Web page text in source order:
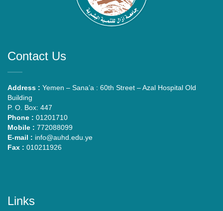
Contact Us
Address : Yemen – Sana’a : 60th Street – Azal Hospital Old
Building
P. O. Box: 447
Phone : 01201710
Mobile : 772088099
E-mail : info@auhd.edu.ye
Fax : 010211926
Links